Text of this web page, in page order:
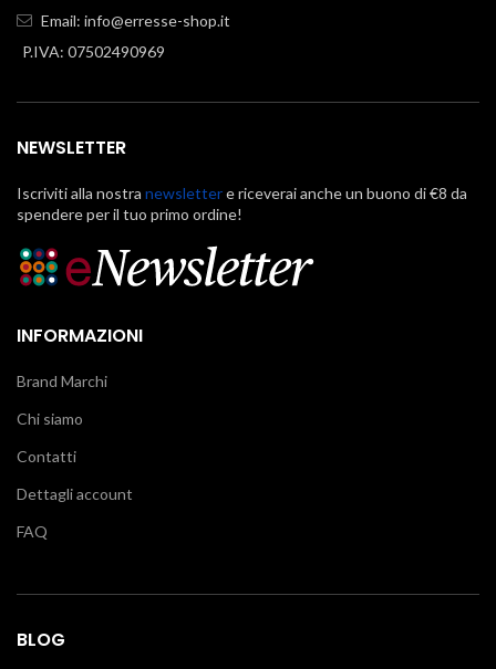
Email: info@erresse-shop.it
P.IVA: 07502490969
NEWSLETTER
Iscriviti alla nostra newslettere riceverai anche un buono di €8 da
spendere per il tuo primo ordine!
INFORMAZIONI
Brand Marchi
Chi siamo
Contatti
Dettagli account
FAQ
BLOG